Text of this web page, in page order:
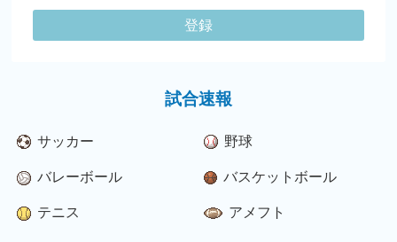
登録
試合速報
サッカー 野球
バレーボール バスケットボール
テニス アメフト